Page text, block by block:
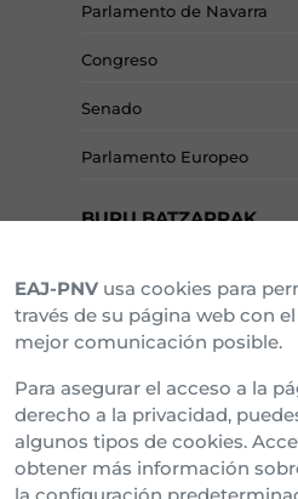
Parlamento de Navarra
Congreso
Senado
Parlamento Europeo
BURU BATZARRAK
Araba Buru Batzar
Bizkai Buru Batzar
Gipuzko Buru Batzar
Ipar Buru Batzar
EAJ-PNV usa cookies para
través de su página web con
mejor comunicación posible.
Para asegurar el acceso a la
derecho a la privacidad,
algunos tipos de cookies.
obtener más información